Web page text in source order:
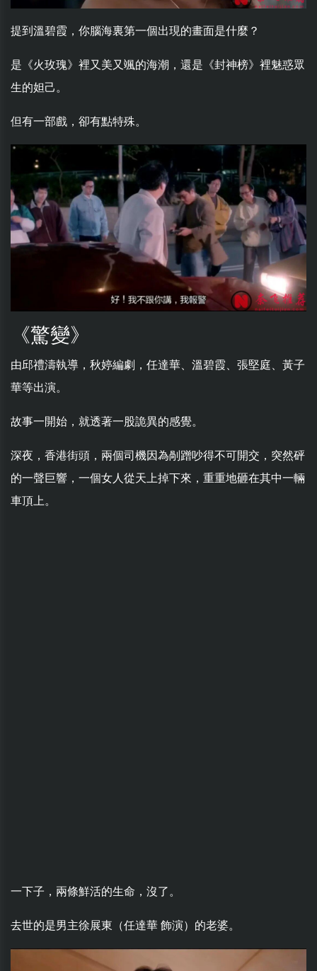
提到溫碧霞，你腦海裏第一個出現的畫面是什麼？
是《火玫瑰》裡又美又颯的海潮，還是《封神榜》裡魅惑眾
生的妲己。
但有一部戲，卻有點特殊。
《驚變》
由邱禮濤執導，秋婷編劇，任達華、溫碧霞、張堅庭、黃子
華等出演。
故事一開始，就透著一股詭異的感覺。
深夜，香港街頭，兩個司機因為剮蹭吵得不可開交，突然砰
的一聲巨響，一個女人從天上掉下來，重重地砸在其中一輛
車頂上。
一下子，兩條鮮活的生命，沒了。
去世的是男主徐展東（任達華 飾演）的老婆。